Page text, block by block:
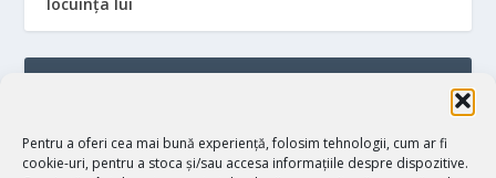
Pentru a oferi cea mai bună experiență, folosim tehnologii, cum ar fi
cookie-uri, pentru a stoca și/sau accesa informațiile despre dispozitive.